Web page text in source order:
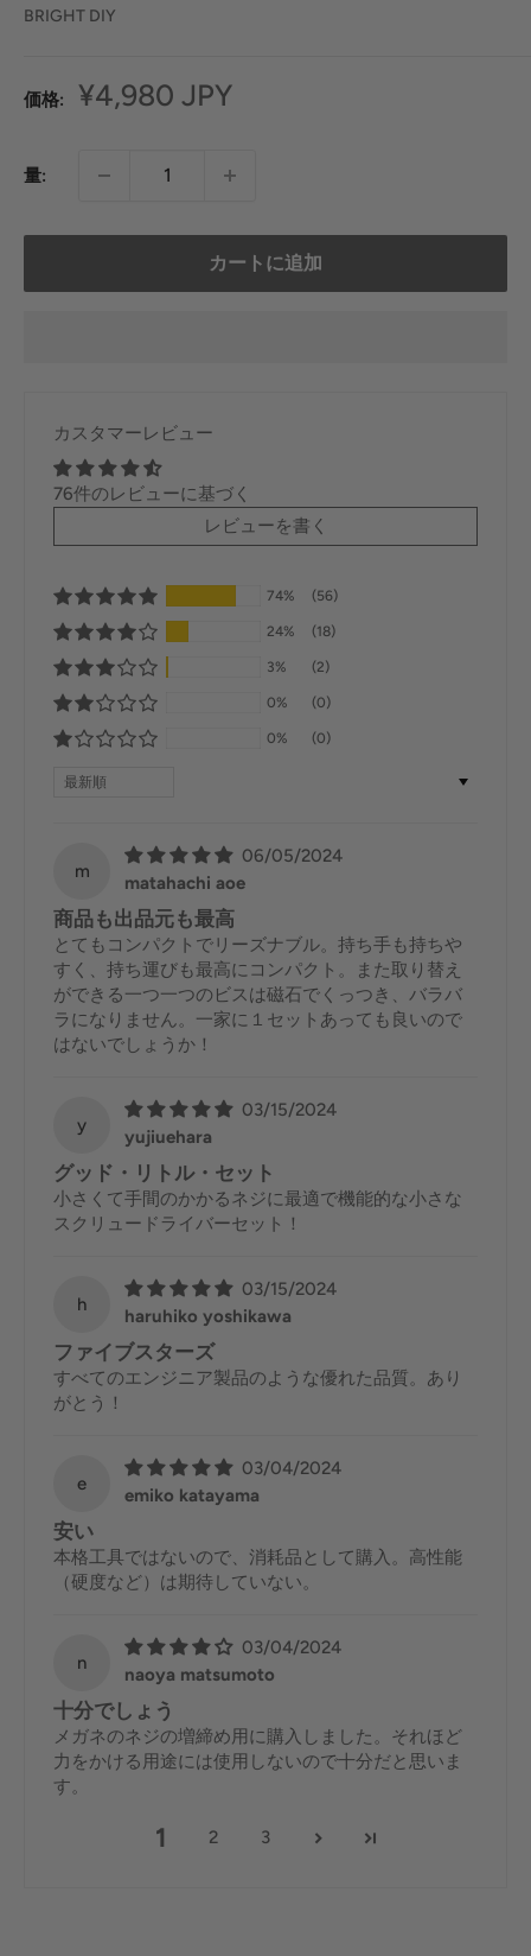
BRIGHT DIY
価格:
セ
価
¥4,980 JPY
量:
カートに追加
カスタマーレビュー
76件のレビューに基づく
レビューを書く
74% (56)
24% (18)
3% (2)
0% (0)
0% (0)
Sort by
m
06/05/2024
matahachi aoe
商品も出品元も最高
とてもコンパクトでリーズナブル。持ち手も持ちや
すく、持ち運びも最高にコンパクト。また取り替え
ができる一つ一つのビスは磁石でくっつき、バラバ
ラになりません。一家に１セットあっても良いので
はないでしょうか！
y
03/15/2024
yujiuehara
グッド・リトル・セット
小さくて手間のかかるネジに最適で機能的な小さな
スクリュードライバーセット！
h
03/15/2024
haruhiko yoshikawa
ファイブスターズ
すべてのエンジニア製品のような優れた品質。あり
がとう！
e
03/04/2024
emiko katayama
安い
本格工具ではないので、消耗品として購入。高性能
（硬度など）は期待していない。
n
03/04/2024
naoya matsumoto
十分でしょう
メガネのネジの増締め用に購入しました。それほど
力をかける用途には使用しないので十分だと思いま
す。
1 2 3